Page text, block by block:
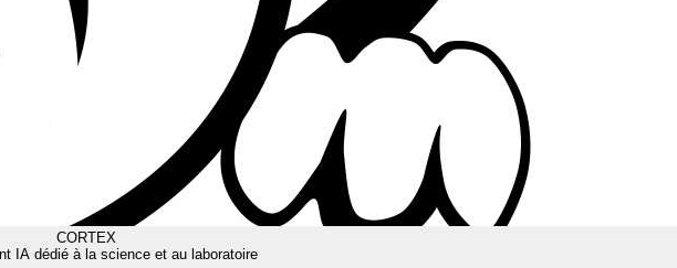
CORTEX
IA dédié à la science et au laboratoire